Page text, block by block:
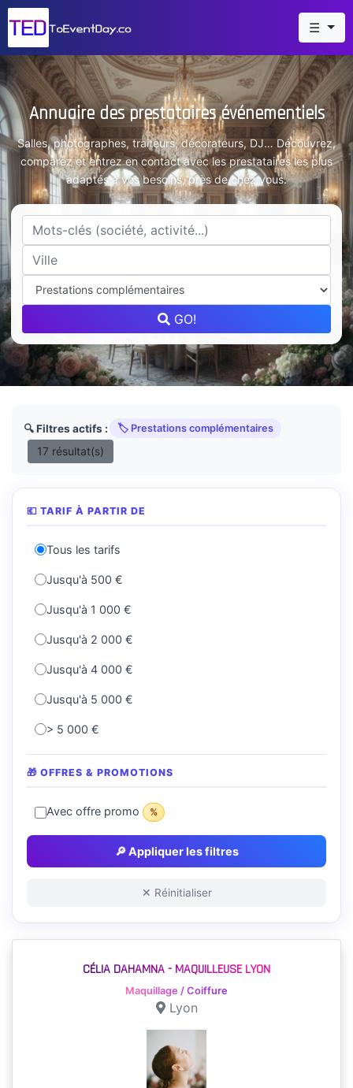
☰
Annuaire des prestataires événementiels
Salles, photographes, traiteurs, décorateurs, DJ… Découvrez,
comparez et entrez en contact avec les prestataires les plus
adaptés à vos besoins, près de chez vous.
GO!
🔍 Filtres actifs : 🏷️ Prestations complémentaires
17 résultat(s)
💶 TARIF À PARTIR DE
Tous les tarifs
Jusqu'à 500 €
Jusqu'à 1 000 €
Jusqu'à 2 000 €
Jusqu'à 4 000 €
Jusqu'à 5 000 €
> 5 000 €
🎁 OFFRES & PROMOTIONS
Avec offre promo %
🔎 Appliquer les filtres
✕ Réinitialiser
CÉLIA DAHAMNA - MAQUILLEUSE LYON
Maquillage / Coiffure
Lyon